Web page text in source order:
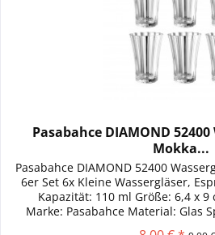
Pasabahce DIAMOND
Mokka...
Pasabahce DIAMOND 52400
6er Set 6x Kleine Wassergläser,
Kapazität: 110 ml Größe: 6,4 x
Marke: Pasabahce Material: Glas